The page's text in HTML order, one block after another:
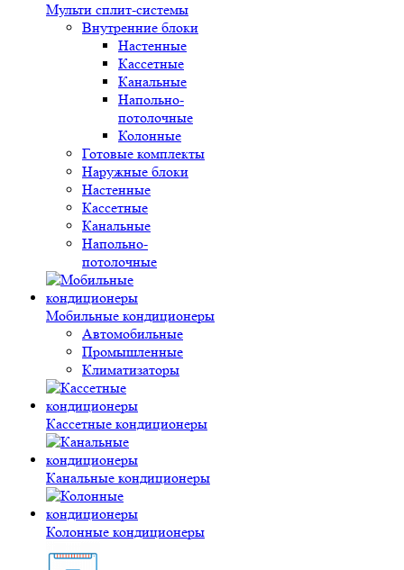
Мульти сплит-системы
Внутренние блоки
Настенные
Кассетные
Канальные
Напольно-
потолочные
Колонные
Готовые комплекты
Наружные блоки
Настенные
Кассетные
Канальные
Напольно-
потолочные
Мобильные кондиционеры
Автомобильные
Промышленные
Климатизаторы
Кассетные кондиционеры
Канальные кондиционеры
Колонные кондиционеры